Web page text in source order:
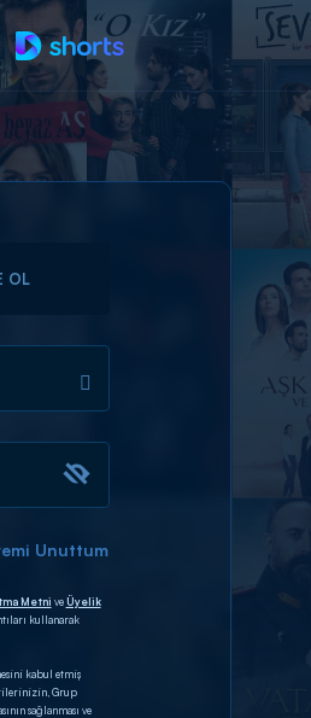
OL
Unuttum
Metni veÜyelik
kullanarak
kabul etmiş
Grup
sağlanması ve